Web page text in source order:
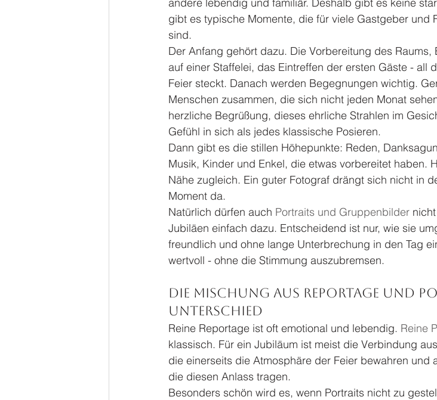
gibt es typische Momente, die für viele Gastgeber und
sind.
Der Anfang gehört dazu. Die Vorbereitung des
auf einer Staffelei, das Eintreffen der ersten Gäste - all
Feier steckt. Danach werden Begegnungen wichtig.
Menschen zusammen, die sich nicht jeden Monat
herzliche Begrüßung, dieses ehrliche Strahlen im
Gefühl in sich als jedes klassische Posieren.
Dann gibt es die stillen Höhepunkte: Reden,
Musik, Kinder und Enkel, die etwas vorbereitet haben.
Nähe zugleich. Ein guter Fotograf drängt sich nicht in
Moment da.
Natürlich dürfen auch Portraits und Gruppenbilder
Jubiläen einfach dazu. Entscheidend ist nur, wie sie
freundlich und ohne lange Unterbrechung in den Tag
wertvoll - ohne die Stimmung auszubremsen.
Die Mischung aus Reportage und
Unterschied
Reine Reportage ist oft emotional und lebendig. Reine
klassisch. Für ein Jubiläum ist meist die Verbindung
die einerseits die Atmosphäre der Feier bewahren und
die diesen Anlass tragen.
Besonders schön wird es, wenn Portraits nicht zu